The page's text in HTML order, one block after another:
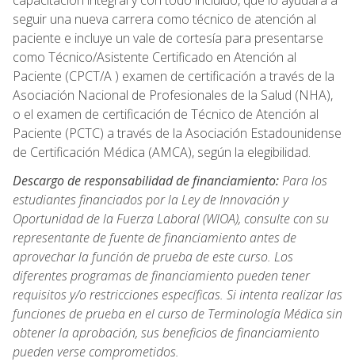
seguir una nueva carrera como técnico de atención al
paciente e incluye un vale de cortesía para presentarse
como Técnico/Asistente Certificado en Atención al
Paciente (CPCT/A ) examen de certificación a través de la
Asociación Nacional de Profesionales de la Salud (NHA),
o el examen de certificación de Técnico de Atención al
Paciente (PCTC) a través de la Asociación Estadounidense
de Certificación Médica (AMCA), según la elegibilidad.
Descargo de responsabilidad de financiamiento:Para los
estudiantes financiados por la Ley de Innovación y
Oportunidad de la Fuerza Laboral (WIOA), consulte con su
representante de fuente de financiamiento antes de
aprovechar la función de prueba de este curso. Los
diferentes programas de financiamiento pueden tener
requisitos y/o restricciones específicas. Si intenta realizar las
funciones de prueba en el curso de Terminología Médica sin
obtener la aprobación, sus beneficios de financiamiento
pueden verse comprometidos.